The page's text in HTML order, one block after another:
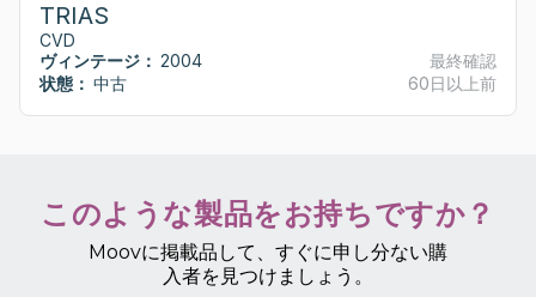
TRIAS
CVD
ヴィンテージ： 2004
状態： 中古
最終確認
60日以上前
このような製品をお持ちですか？
Moovに掲載品して、すぐに申し分ない購
入者を見つけましょう。